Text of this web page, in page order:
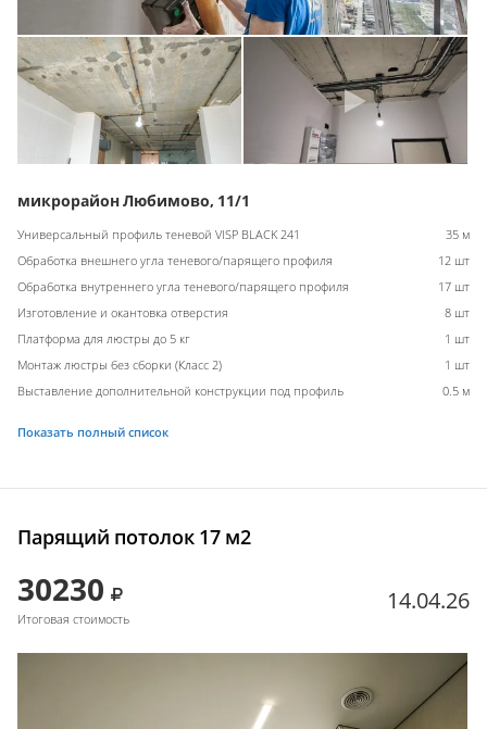
микрорайон Любимово, 11/1
Универсальный профиль теневой VISP BLACK 241
35 м
Обработка внешнего угла теневого/парящего профиля
12 шт
Обработка внутреннего угла теневого/парящего профиля
17 шт
Изготовление и окантовка отверстия
8 шт
Платформа для люстры до 5 кг
1 шт
Монтаж люстры без сборки (Класс 2)
1 шт
Выставление дополнительной конструкции под профиль
0.5 м
Показать полный список
Парящий потолок 17 м2
30230
Итоговая стоимость
14.04.26